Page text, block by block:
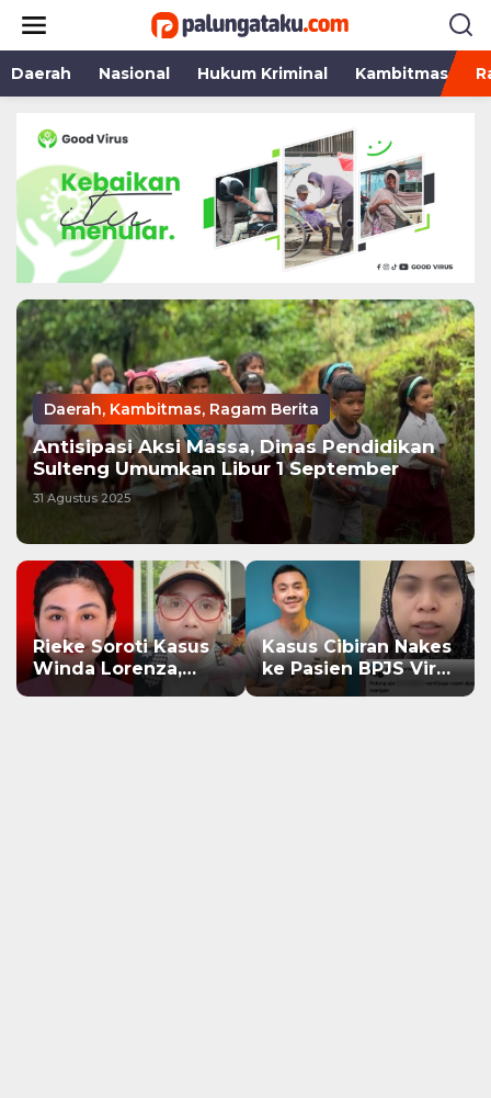
konten
Daerah
Nasional Hukum Kriminal Kambitmas
Daerah, Kambitmas, Ragam Berita
Antisipasi Aksi Massa, Dinas Pendidikan
Sulteng Umumkan Libur 1 September
31 Agustus 2025
Rieke Soroti Kasus
Winda Lorenza,
Jangan Ada Konflik
Kasus Cibiran Nakes
ke Pasien BPJS Viral,
Dokter Gia Ingatkan